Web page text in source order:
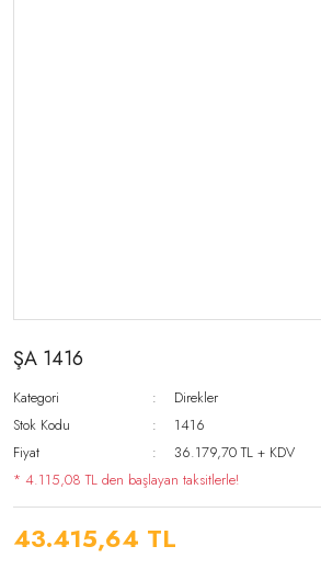
ŞA 1416
Kategori
Direkler
Stok Kodu
1416
Fiyat
36.179,70 TL + KDV
* 4.115,08 TL den başlayan taksitlerle!
43.415,64 TL